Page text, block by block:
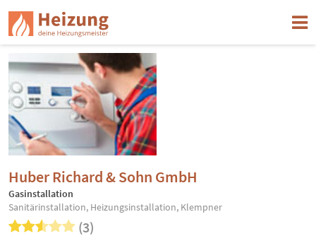
Huber Richard & Sohn GmbH
Gasinstallation
Sanitärinstallation, Heizungsinstallation, Klempner
(3)